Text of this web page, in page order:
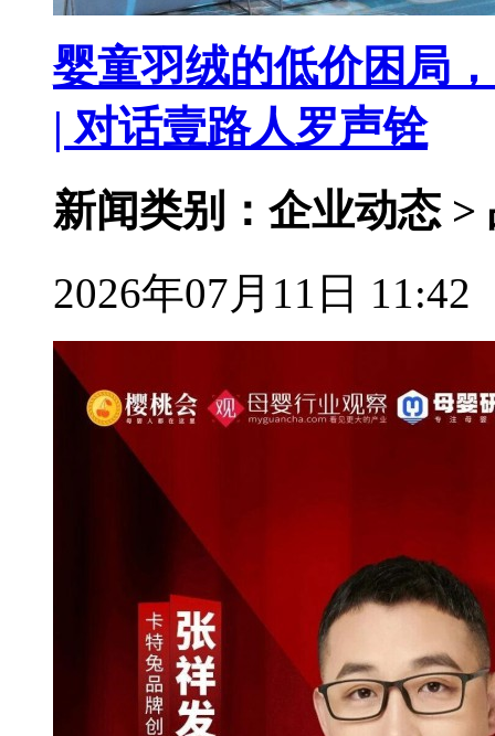
婴童羽绒的低价困局
| 对话壹路人罗声铨
新闻类别：企业动态 >
2026年07月11日 11:42